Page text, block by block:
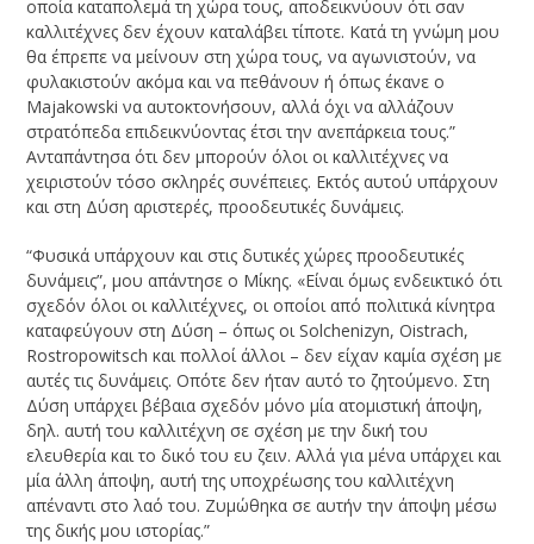
οποία καταπολεμά τη χώρα τους, αποδεικνύουν ότι σαν
καλλιτέχνες δεν έχουν καταλάβει τίποτε. Κατά τη γνώμη μου
θα έπρεπε να μείνουν στη χώρα τους, να αγωνιστούν, να
φυλακιστούν ακόμα και να πεθάνουν ή όπως έκανε ο
Majakowski να αυτοκτονήσουν, αλλά όχι να αλλάζουν
στρατόπεδα επιδεικνύοντας έτσι την ανεπάρκεια τους.”
Ανταπάντησα ότι δεν μπορούν όλοι οι καλλιτέχνες να
χειριστούν τόσο σκληρές συνέπειες. Εκτός αυτού υπάρχουν
και στη Δύση αριστερές, προοδευτικές δυνάμεις.
“Φυσικά υπάρχουν και στις δυτικές χώρες προοδευτικές
δυνάμεις”, μου απάντησε ο Μίκης. «Eίναι όμως ενδεικτικό ότι
σχεδόν όλοι οι καλλιτέχνες, οι οποίοι από πολιτικά κίνητρα
καταφεύγουν στη Δύση – όπως οι Solchenizyn, Oistrach,
Rostropowitsch και πολλοί άλλοι – δεν είχαν καμία σχέση με
αυτές τις δυνάμεις. Οπότε δεν ήταν αυτό το ζητούμενο. Στη
Δύση υπάρχει βέβαια σχεδόν μόνο μία ατομιστική άποψη,
δηλ. αυτή του καλλιτέχνη σε σχέση με την δική του
ελευθερία και το δικό του ευ ζειν. Αλλά για μένα υπάρχει και
μία άλλη άποψη, αυτή της υποχρέωσης του καλλιτέχνη
απέναντι στο λαό του. Ζυμώθηκα σε αυτήν την άποψη μέσω
της δικής μου ιστορίας.”